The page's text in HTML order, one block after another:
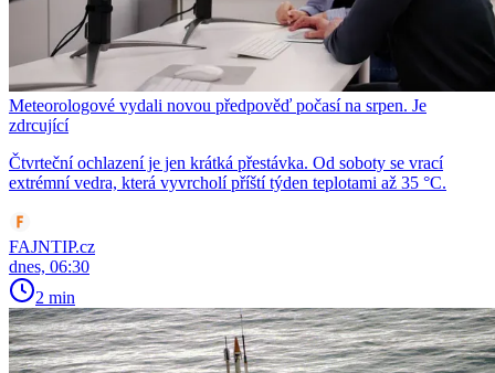
Meteorologové vydali novou předpověď počasí na srpen. Je
zdrcující
Čtvrteční ochlazení je jen krátká přestávka. Od soboty se vrací
extrémní vedra, která vyvrcholí příští týden teplotami až 35 °C.
FAJNTIP.cz
dnes, 06:30
2 min